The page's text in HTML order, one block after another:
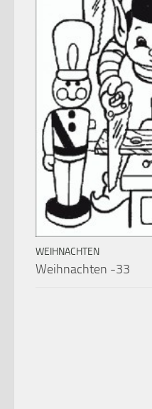
WEIHNACHTEN
Weihnachten -33